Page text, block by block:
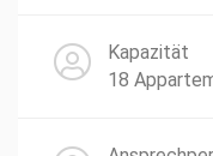
Kapazität
18